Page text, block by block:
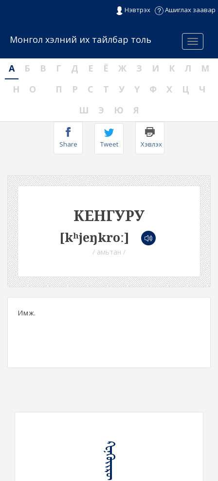
Нэвтрэх Ашиглах заавар
Menu
Монгол хэлний их тайлбар толь
А Б В Г Д Е Ё Ж З И К Л
М
Н
О П Р С Т У Ү Ф Х Ц
Ч
Ш
Э Ю Я
Share Tweet Хэвлэх
КЕНГУРУ
[kʰjeŋkroː]
/ амьтан /
Имж.
ᠺᠧᠨ᠋ᠭᠦᠢᠷᠦ᠋